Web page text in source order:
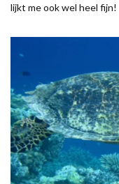
lijkt me ook wel heel fijn!